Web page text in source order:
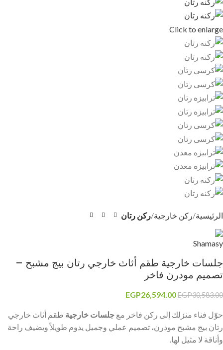
Click to enlarge
الرئيسية ركن خارجية ركن رتان
جلسات خارجية طقم أثاث خارجي رتان بيج مشبح –
تصميم مودرن فاخر
EGP30,583.00
EGP26,594.00
حوّل فناء منزلك إلى ركن فاخر مع جلسات خارجية طقم أثاث خارجي
رتان بيج مشبح مودرن، تصميم عملي وجميل يدوم طويلاً ويضيف راحة
وأناقة لا مثيل لها.